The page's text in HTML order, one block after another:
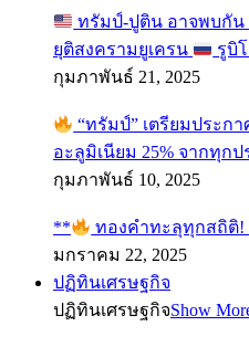
ทรัมป์-ปูติน อาจพบกั
ยุติสงครามยูเครน
รูบิ
กุมภาพันธ์ 21, 2025
“ทรัมป์” เตรียมประก
อะลูมิเนียม 25% จากทุกป
กุมภาพันธ์ 10, 2025
** ทองคำทะลุทุกสถิติ!
มกราคม 22, 2025
ปฏิทินเศรษฐกิจ
ปฏิทินเศรษฐกิจShow